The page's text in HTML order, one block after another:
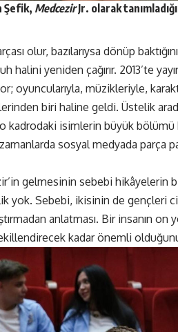
Şefik, MedcezirJr. olarak tanımladığı
olur, bazılarıysa dönüp
halini yeniden çağırır. 2013’te
oyuncularıyla, müzikleriyle,
biri haline geldi. Üstelik
kadrodaki isimlerin büyük
sosyal medyada parça
gelmesinin sebebi
yok. Sebebi, ikisinin de gençleri
anlatması. Bir insanın on
kadar önemli